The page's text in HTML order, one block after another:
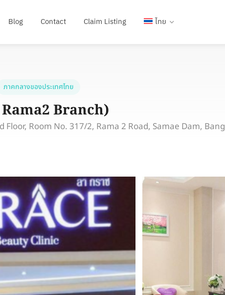
Blog Contact Claim Listing ไทย
ภาคกลางของประเทศไทย
Branch)
Floor, Room No. 317/2, Rama 2 Road, Samae Dam, Bang